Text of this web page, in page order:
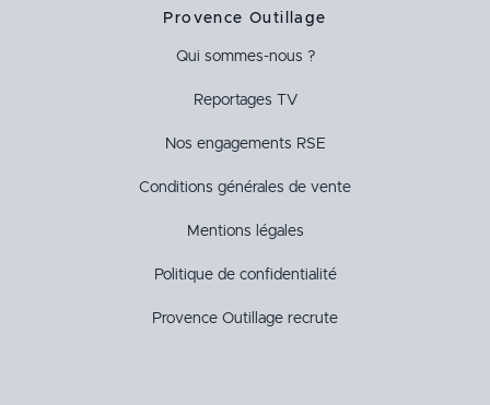
Provence Outillage
Qui sommes-nous ?
Reportages TV
Nos engagements RSE
Conditions générales de vente
Mentions légales
Politique de confidentialité
Provence Outillage recrute